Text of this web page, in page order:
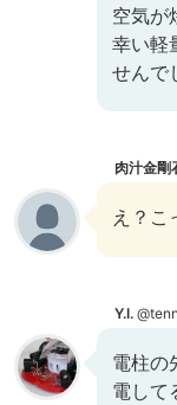
空気が
幸い軽
せんで
肉汁金剛
え？こ
Y.I.
電柱の
電して